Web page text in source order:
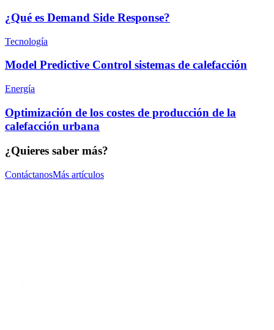
¿Qué es Demand Side Response?
Tecnología
Model Predictive Control sistemas de calefacción
Energía
Optimización de los costes de producción de la
calefacción urbana
¿Quieres saber más?
ContáctanosMás artículos